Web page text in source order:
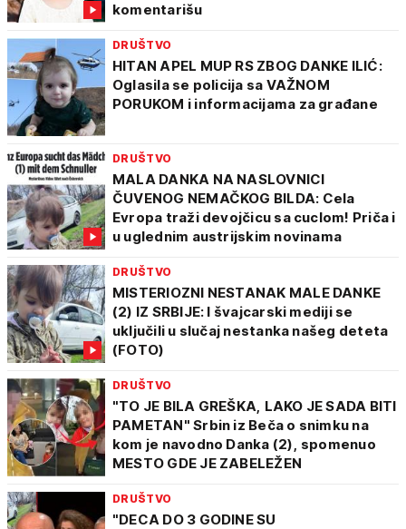
komentarišu
DRUŠTVO
HITAN APEL MUP RS ZBOG DANKE ILIĆ:
Oglasila se policija sa VAŽNOM
PORUKOM i informacijama za građane
DRUŠTVO
MALA DANKA NA NASLOVNICI
ČUVENOG NEMAČKOG BILDA: Cela
Evropa traži devojčicu sa cuclom! Priča i
u uglednim austrijskim novinama
DRUŠTVO
MISTERIOZNI NESTANAK MALE DANKE
(2) IZ SRBIJE: I švajcarski mediji se
uključili u slučaj nestanka našeg deteta
(FOTO)
DRUŠTVO
"TO JE BILA GREŠKA, LAKO JE SADA BITI
PAMETAN" Srbin iz Beča o snimku na
kom je navodno Danka (2), spomenuo
MESTO GDE JE ZABELEŽEN
DRUŠTVO
"DECA DO 3 GODINE SU